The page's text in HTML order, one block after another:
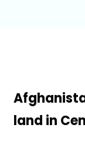
land in